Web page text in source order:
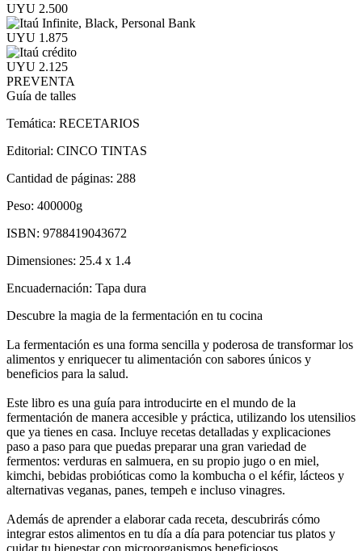
UYU 2.500
UYU 1.875
UYU 2.125
PREVENTA
Guía de talles
Temática: RECETARIOS
Editorial: CINCO TINTAS
Cantidad de páginas: 288
Peso: 400000g
ISBN: 9788419043672
Dimensiones: 25.4 x 1.4
Encuadernación: Tapa dura
Descubre la magia de la fermentación en tu cocina
La fermentación es una forma sencilla y poderosa de transformar los
alimentos y enriquecer tu alimentación con sabores únicos y
beneficios para la salud.
Este libro es una guía para introducirte en el mundo de la
fermentación de manera accesible y práctica, utilizando los utensilios
que ya tienes en casa. Incluye recetas detalladas y explicaciones
paso a paso para que puedas preparar una gran variedad de
fermentos: verduras en salmuera, en su propio jugo o en miel,
kimchi, bebidas probióticas como la kombucha o el kéfir, lácteos y
alternativas veganas, panes, tempeh e incluso vinagres.
Además de aprender a elaborar cada receta, descubrirás cómo
integrar estos alimentos en tu día a día para potenciar tus platos y
cuidar tu bienestar con microorganismos beneficiosos.